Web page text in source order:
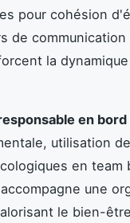
pour cohésion
de
la
en
utilisation
en team
une
le bien-